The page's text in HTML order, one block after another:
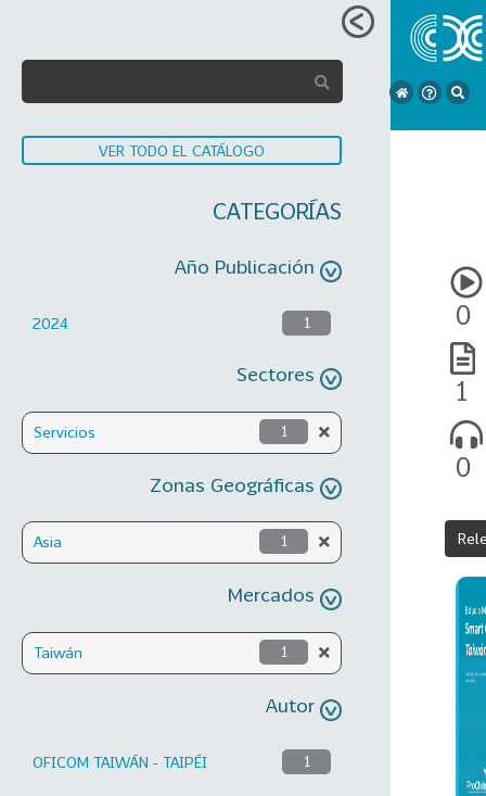
VER TODO EL CATÁLOGO
CATEGORÍAS
Año Publicación
2024 1
Sectores
Servicios 1
Zonas Geográficas
Asia 1
Mercados
Taiwán 1
Autor
OFICOM TAIWÁN - TAIPÉI 1
0
1
0